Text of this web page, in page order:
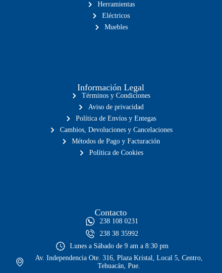
Herramientas
Eléctricos
Muebles
Información Legal
Términos y Condiciones
Aviso de privacidad
Política de Envíos y Entegas
Cambios, Devoluciones y Cancelaciones
Métodos de Pago y Facturación
Política de Cookies
Contacto
238 108 0231
238 38 35992
Lunes a Sábado de 9 am a 8:30 pm
Av. Independencia Ote. 316, Plaza Kristal, Local 5, Centro,
Tehuacán, Pue.